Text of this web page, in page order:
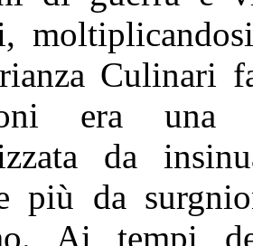
era una
da
più da
Aitempi